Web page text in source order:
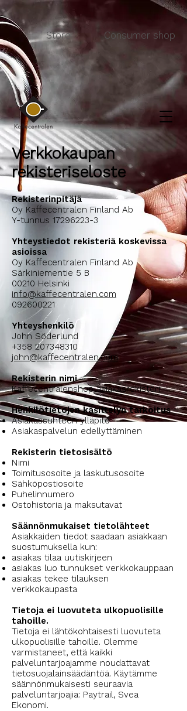
Store Consumer shop
Verkkokaupan
rekisteriseloste
Rekisterinpitäjä
Oy Kaffecentralen Finland Ab
Y-tunnus 17296223-3
Yhteystiedot rekisteriä koskevissa
asioissa
Oy Kaffecentralen Finland Ab
Särkiniementie 5 B
00210 Helsinki
info@kaffecentralen.com
092600221
Yhteyshenkilö
John Söderlund
+358 207348310
john@kaffecentralen.com
Rekisterin nimi
Kaffecentralenshop asiakasrekisteri
Henkilötietojen käsittelyn tarkoitus
Asiakassuhteen ylläpitö
Asiakaspalvelun edellyttäminen
Rekisterin tietosisältö
Nimi
Toimitusosoite ja laskutusosoite
Sähköpostiosoite
Puhelinnumero
Ostohistoria ja maksutavat
Säännönmukaiset tietolähteet
Asiakkaiden tiedot saadaan asiakkaan
suostumuksella kun:
asiakas tilaa uutiskirjeen
asiakas luo tunnukset verkkokauppaan
asiakas tekee tilauksen
verkkokaupasta
Tietoja ei luovuteta ulkopuolisille
tahoille.
Tietoja ei lähtökohtaisesti luovuteta
ulkopuolisille tahoille. Olemme
varmistaneet, että kaikki
palveluntarjoajamme noudattavat
tietosuojalainsäädäntöä. Käytämme
säännönmukaisesti seuraavia
palveluntarjoajia: Paytrail, Svea
Ekonomi.